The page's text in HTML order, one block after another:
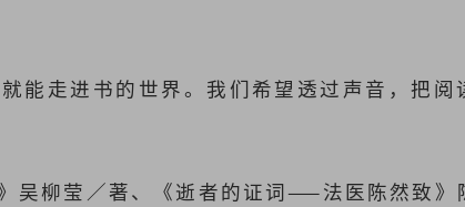
能走进书的世界。我们希望透过声音，把阅
吴柳莹／著、《逝者的证词——法医陈然致》